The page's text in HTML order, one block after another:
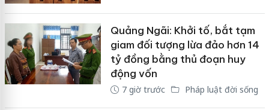
Quảng Ngãi: Khởi tố, bắt tạm
giam đối tượng lừa đảo hơn 14
tỷ đồng bằng thủ đoạn huy
động vốn
7 giờ trước Pháp luật đời sống